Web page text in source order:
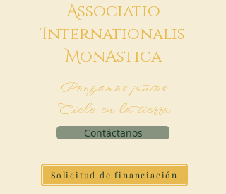
Associatio
Internationalis
MonAstica
Pongamos juntos
Cielo en la tierra
Contáctanos
Solicitud de financiación